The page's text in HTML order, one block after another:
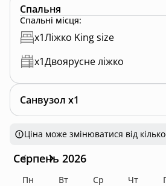
Botan - це простір, де легко
наодинці з природою та
Спальня
Спальні місця:
x1Ліжко King size
x1Двоярусне ліжко
Санвузол x1
Ціна може змінюватися від
Серпень 2026
Пн Вт Ср Чт